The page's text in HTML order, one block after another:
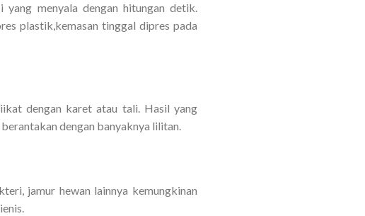
menyala dengan hitungan detik.
plastik,kemasan tinggal dipres pada
dengan karet atau tali. Hasil yang
dengan banyaknya lilitan.
jamur hewan lainnya kemungkinan